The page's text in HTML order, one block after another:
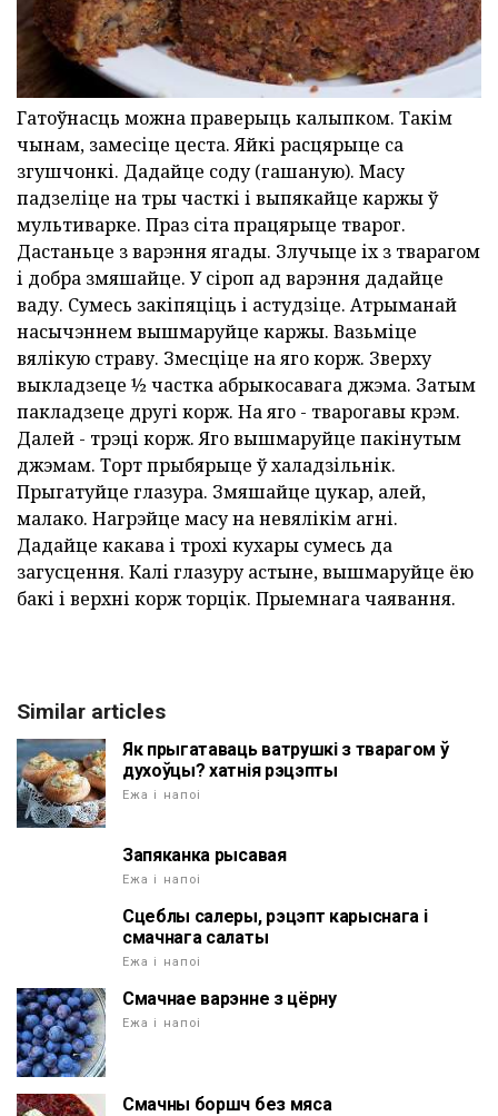
Гатоўнасць можна праверыць калыпком. Такім
чынам, замесіце цеста. Яйкі расцярыце са
згушчонкі. Дадайце соду (гашаную). Масу
падзеліце на тры часткі і выпякайце каржы ў
мультиварке. Праз сіта працярыце тварог.
Дастаньце з варэння ягады. Злучыце іх з тварагом
і добра змяшайце. У сіроп ад варэння дадайце
ваду. Сумесь закіпяціць і астудзіце. Атрыманай
насычэннем вышмаруйце каржы. Вазьміце
вялікую страву. Змесціце на яго корж. Зверху
выкладзеце ½ частка абрыкосавага джэма. Затым
пакладзеце другі корж. На яго - тварогавы крэм.
Далей - трэці корж. Яго вышмаруйце пакінутым
джэмам. Торт прыбярыце ў халадзільнік.
Прыгатуйце глазура. Змяшайце цукар, алей,
малако. Нагрэйце масу на невялікім агні.
Дадайце какава і трохі кухары сумесь да
загусцення. Калі глазуру астыне, вышмаруйце ёю
бакі і верхні корж торцік. Прыемнага чаявання.
Similar articles
Як прыгатаваць ватрушкі з тварагом ў
духоўцы? хатнія рэцэпты
Ежа і напоі
Запяканка рысавая
Ежа і напоі
Сцеблы салеры, рэцэпт карыснага і
смачнага салаты
Ежа і напоі
Смачнае варэнне з цёрну
Ежа і напоі
Смачны боршч без мяса